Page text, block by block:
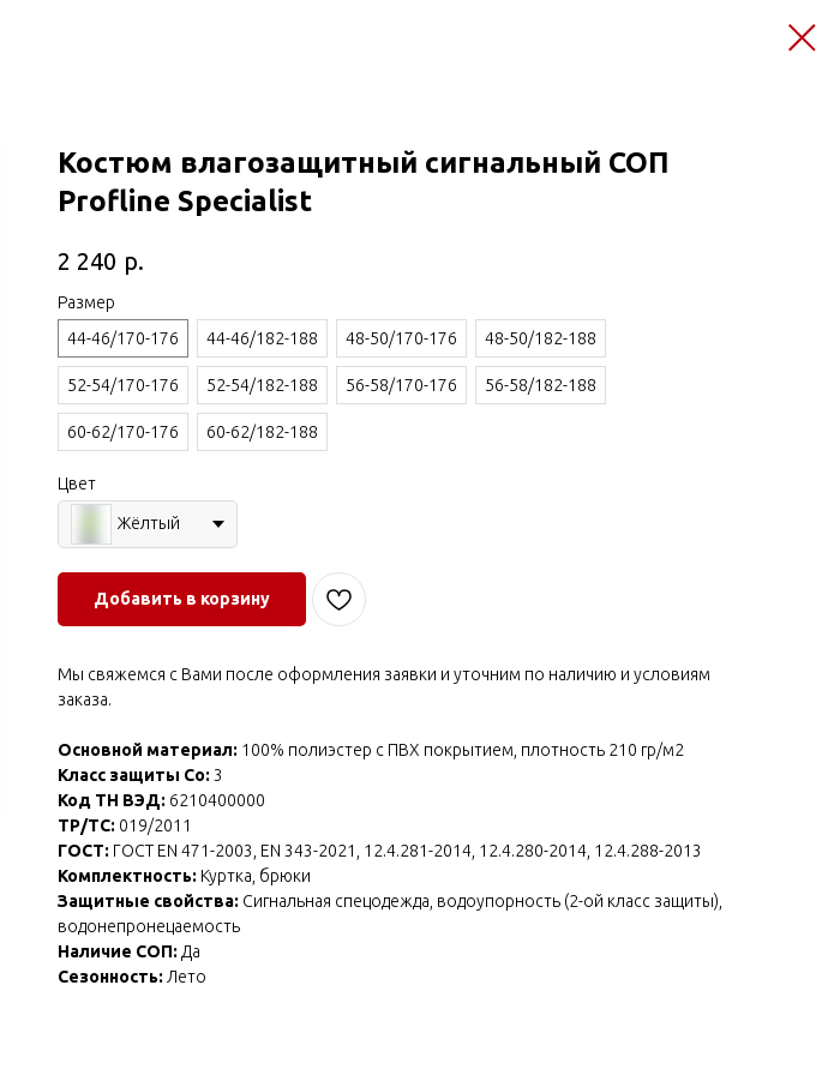
Костюм влагозащитный сигнальный СОП
Profline Specialist
2 240 р.
Размер
44-46/170-176
44-46/182-188 48-50/170-176 48-50/182-188
52-54/170-176 52-54/182-188 56-58/170-176 56-58/182-188
60-62/170-176 60-62/182-188
Цвет
Жёлтый
Добавить в корзину
Мы свяжемся с Вами после оформления заявки и уточним по наличию и условиям
заказа.
Основной материал: 100% полиэстер с ПВХ покрытием, плотность 210 гр/м2
Класс защиты Со: 3
Код ТН ВЭД: 6210400000
ТР/ТС: 019/2011
ГОСТ: ГОСТ EN 471-2003, EN 343-2021, 12.4.281-2014, 12.4.280-2014, 12.4.288-2013
Комплектность: Куртка, брюки
Защитные свойства: Сигнальная спецодежда, водоупорность (2-ой класс защиты),
водонепронецаемость
Наличие СОП: Да
Сезонность: Лето